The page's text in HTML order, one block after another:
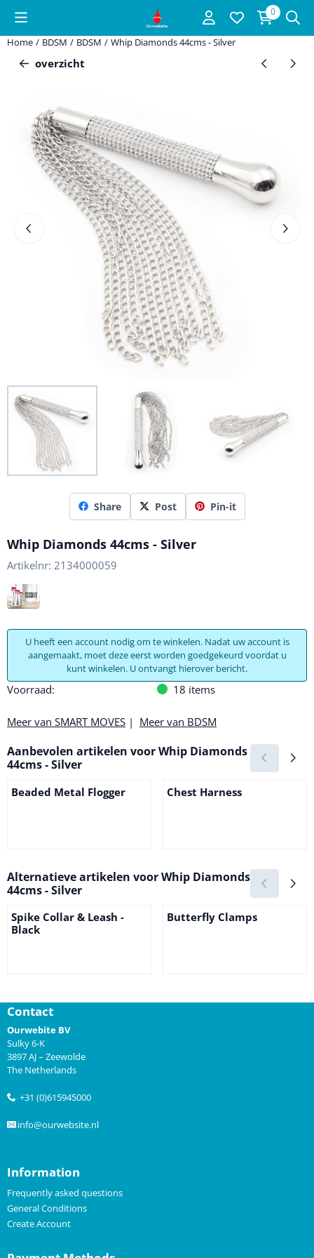
Cookievoorkeuren zijn beschikbaar. Kies instellingen of sta alle
0
Home / BDSM / BDSM / Whip Diamonds 44cms - Silver
overzicht
Share Post Pin-it
Whip Diamonds 44cms - Silver
Artikelnr: 2134000059
U heeft een account nodig om te winkelen. Nadat uw account is
aangemaakt, moet deze eerst worden goedgekeurd voordat u
kunt winkelen. U ontvangt hierover bericht.
Voorraad: 18 items
Meer van SMART MOVES | Meer van BDSM
Aanbevolen artikelen voorWhip Diamonds
44cms - Silver
Beaded Metal Flogger Chest Harness
Alternatieve artikelen voorWhip Diamonds
44cms - Silver
Spike Collar & Leash -
Black
Butterfly Clamps
Contact
Ourwebite BV
Sulky 6-K
3897 AJ – Zeewolde
The Netherlands
.+31 (0)615945000
.info@ourwebsite.nl
Information
Frequently asked questions
General Conditions
Create Account